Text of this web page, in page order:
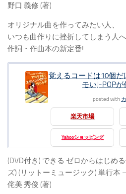
野口 義修 (著)
オリジナル曲を作ってみたい人、
いつも曲作りに挫折してしまう人へ
作詞・作曲本の新定番!
覚えるコードは10個
モいJ-POP
posted with
楽天市場
Yahooショッピング
(DVD付き) できる ゼロからはじめ
ズ) (リットーミュージック) 単行本
侘美 秀俊 (著)